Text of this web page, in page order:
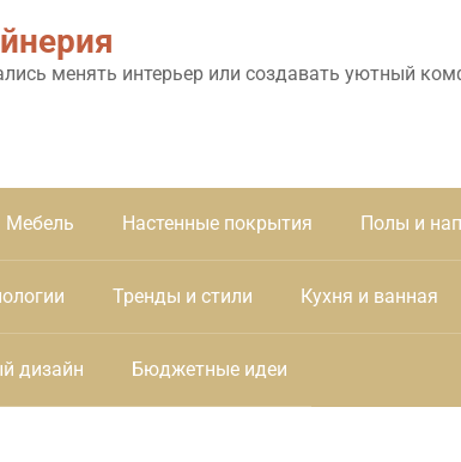
менять интерьер или создавать уютный
Мебель Настенные покрытия Полы и
Тренды и стили Кухня и ванная
дизайн Бюджетные идеи